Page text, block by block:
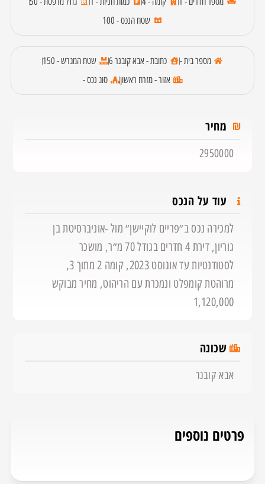
שטח הנכס - 100
מספר בית - כתובת - אבא קובנר 6
שטח המגרש - 150
אזור - מזרח ראשון
סוג נכס -
מחיר
2950000
עוד על הנכס
למכירה נכס ב״פריים לוקיישן״ מול -אוניברסיטת בן
גוריון, דירת 4 חדרים בגודל 70 מ״ר, מושכר
לסטודנטיות עד אוגוסט 2023, קומה 2 מתוך 3,
מרוהטת קומפלט ונמכרת עם הריהוט, מחיר מבוקש
1,120,000
שכונה
אבא קובנר
פרטים נוספים